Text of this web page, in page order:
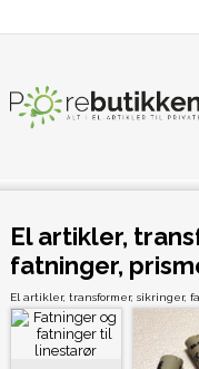
El artikler,
fatninger,
El artikler, transformer, sikringer,